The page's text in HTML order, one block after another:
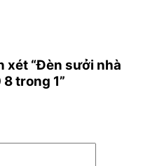
xét “Đèn sưởi nhà
trong 1”